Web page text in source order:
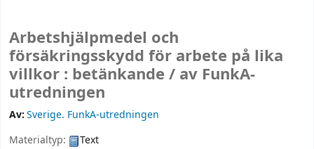
Arbetshjälpmedel och
försäkringsskydd för arbete på lika
villkor : betänkande / av FunkA-
utredningen
Av:Sverige. FunkA-utredningen
Materialtyp:
Text